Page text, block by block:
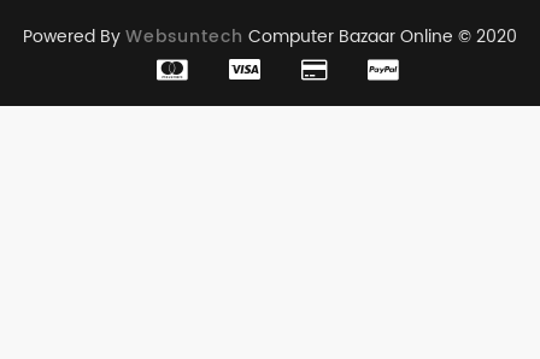
Powered ByWebsuntech Computer Bazaar Online © 2020